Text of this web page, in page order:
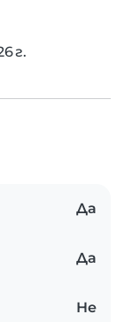
г.
Да
Да
Не